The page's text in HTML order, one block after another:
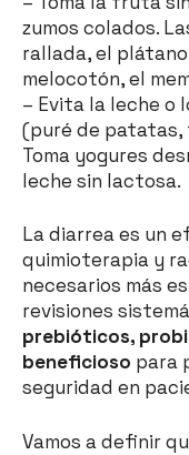
zumos colados.
rallada, el
melocotón, el
– Evita la leche o
(puré de patatas,
Toma yogures
leche sin lactosa.
La diarrea es un
quimioterapia y
necesarios más
revisiones
prebióticos,
beneficioso para
seguridad en
Vamos a definir